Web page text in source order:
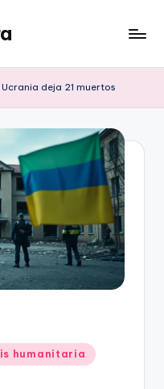
deja 21 muertos
humanitaria